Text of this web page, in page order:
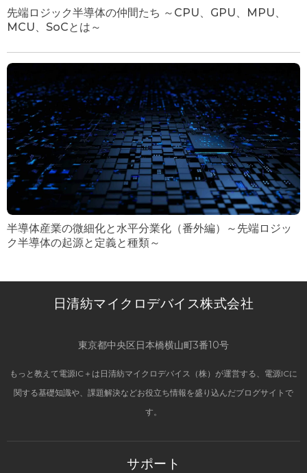
先端ロジック半導体の仲間たち ～CPU、GPU、MPU、
MCU、SoCとは～
半導体産業の微細化と水平分業化（番外編）～先端ロジッ
ク半導体の起源と定義と種類～
日清紡マイクロデバイス株式会社
東京都中央区日本橋横山町3番10号
もっと教えて電源IC＋は日清紡マイクロデバイス（株）が運営する、電源ICに
関する基礎知識や、課題解決などお役立ち情報を盛り込んだブログサイトで
す。
サポート